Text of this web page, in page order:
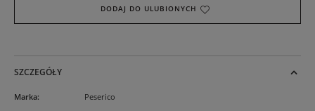
DODAJ DO ULUBIONYCH
SZCZEGÓŁY
Marka:
Peserico